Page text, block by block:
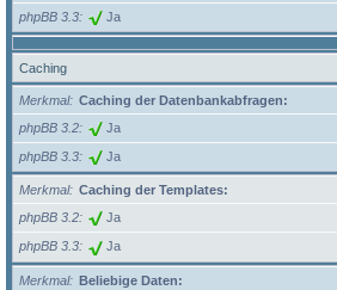
phpBB 3.3 Ja
Caching
Merkmal
Caching der Datenbankabfragen:
phpBB 3.2
Ja
phpBB 3.3 Ja
Merkmal
Caching der Templates:
phpBB 3.2
Ja
phpBB 3.3 Ja
Merkmal
Beliebige Daten: